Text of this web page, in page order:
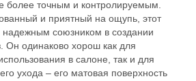
более точным и контролируемым.
и приятный на ощупь, этот
надежным союзником в создании
Он одинаково хорош как для
в салоне, так и для
ухода – его матовая поверхность